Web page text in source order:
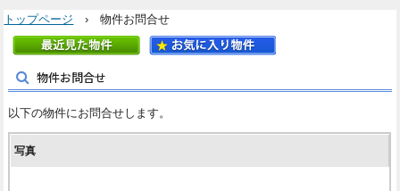
トップページ › 物件お問合せ
物件お問合せ
以下の物件にお問合せします。